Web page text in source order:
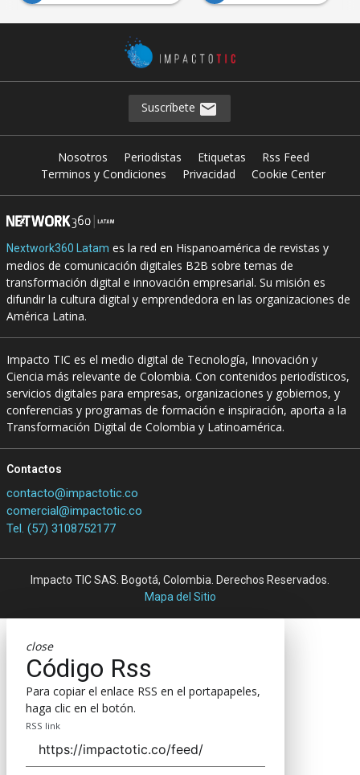
Suscríbete
Nosotros Periodistas Etiquetas
Rss Feed
Terminos y Condiciones
Privacidad Cookie Center
Nextwork360 Latam es la red en Hispanoamérica de revistas y
medios de comunicación digitales B2B sobre temas de
transformación digital e innovación empresarial. Su misión es
difundir la cultura digital y emprendedora en las organizaciones de
América Latina.
Impacto TIC es el medio digital de Tecnología, Innovación y
Ciencia más relevante de Colombia. Con contenidos periodísticos,
servicios digitales para empresas, organizaciones y gobiernos, y
conferencias y programas de formación e inspiración, aporta a la
Transformación Digital de Colombia y Latinoamérica.
Contactos
contacto@impactotic.co
comercial@impactotic.co
Tel. (57) 3108752177
Impacto TIC SAS. Bogotá, Colombia. Derechos Reservados.
Mapa del Sitio
close
Código Rss
Para copiar el enlace RSS en el portapapeles,
haga clic en el botón.
RSS link